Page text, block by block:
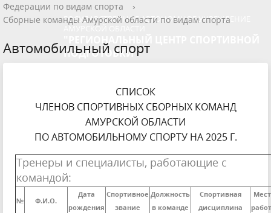
ГОСУДАРСТВЕННОЕ АВТОНОМНОЕ УЧРЕЖДЕНИЕ
АМУРСКОЙ ОБЛАСТИ
"РЕГИОНАЛЬНЫЙ ЦЕНТР СПОРТИВНОЙ
ПОДГОТОВКИ"
Федерации по видам спорта
›
Сборные команды Амурской области по видам спорта
Автомобильный спорт
СПИСОК
ЧЛЕНОВ СПОРТИВНЫХ СБОРНЫХ КОМАНД
АМУРСКОЙ ОБЛАСТИ
ПО АВТОМОБИЛЬНОМУ СПОРТУ НА 2025 Г.
Тренеры и специалисты, работающие с
командой:
№ Ф.И.О.
Дата
рождения
Спортивное
звание
Должность
в команде
Спортивная
дисциплина